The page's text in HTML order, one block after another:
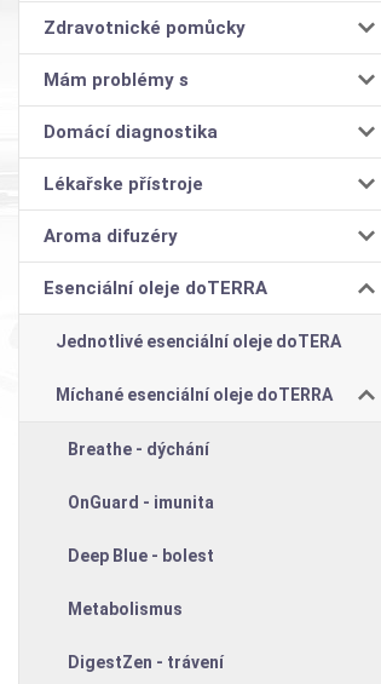
Zdravotnické pomůcky
Mám problémy s
Domácí diagnostika
Lékařske přístroje
Aroma difuzéry
Esenciální oleje doTERRA
Jednotlivé esenciální oleje doTERA
Míchané esenciální oleje doTERRA
Breathe - dýchání
OnGuard - imunita
Deep Blue - bolest
Metabolismus
DigestZen - trávení